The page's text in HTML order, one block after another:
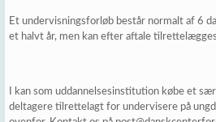
Et undervisningsforløb består normalt af 6
et halvt år, men kan efter aftale
I kan som uddannelsesinstitution købe et
deltagere tilrettelagt for undervisere på